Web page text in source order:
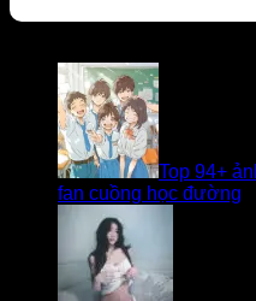
Top 94+
fan cuồng học đường